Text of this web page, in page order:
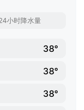
小时降水量
38°
38°
38°